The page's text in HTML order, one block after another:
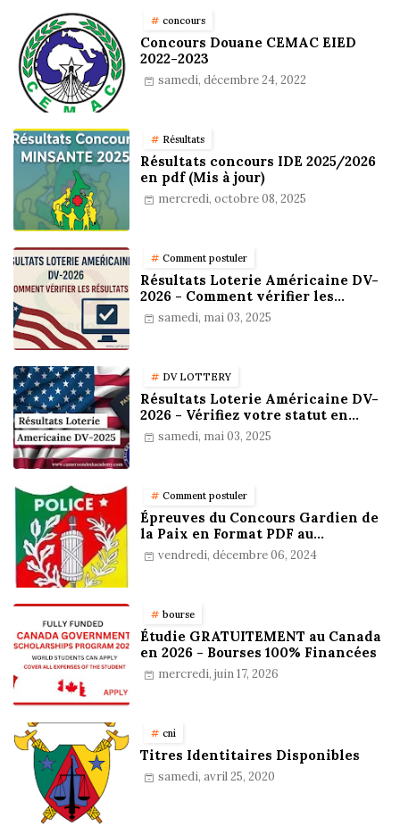
concours
Concours Douane CEMAC EIED
2022-2023
samedi, décembre 24, 2022
Résultats
Résultats concours IDE 2025/2026
en pdf (Mis à jour)
mercredi, octobre 08, 2025
Comment postuler
Résultats Loterie Américaine DV-
2026 - Comment vérifier les
résultats
samedi, mai 03, 2025
DV LOTTERY
Résultats Loterie Américaine DV-
2026 - Vérifiez votre statut en
ligne !
samedi, mai 03, 2025
Comment postuler
Épreuves du Concours Gardien de
la Paix en Format PDF au
Cameroun : Stratégies,
Préparation et Astuces pour
vendredi, décembre 06, 2024
bourse
Étudie GRATUITEMENT au Canada
en 2026 - Bourses 100% Financées
mercredi, juin 17, 2026
cni
Titres Identitaires Disponibles
samedi, avril 25, 2020